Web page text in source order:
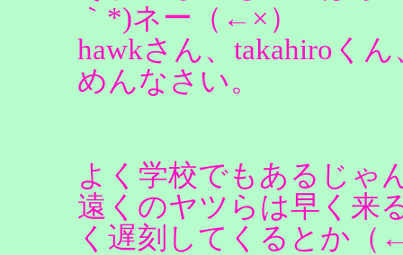
｀*)ネー（←×）
hawkさん、takahiroく
めんなさい。
よく学校でもあるじゃ
遠くのヤツらは早く来
く遅刻してくるとか（